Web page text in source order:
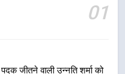
01
जीतने वाली उन्नति शर्मा को
अभियान को जन-जन तक